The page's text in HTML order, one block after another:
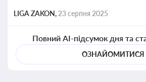
LIGA ZAKON, 23 серпня 2025
Повний AI-підсумок дня та
ОЗНАЙОМИТИСЯ